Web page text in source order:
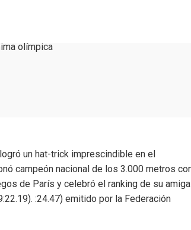
olímpica
un hat-trick imprescindible en el
campeón nacional de los 3.000 metros
de París y celebró el ranking de su amiga
:24.47) emitido por la Federación